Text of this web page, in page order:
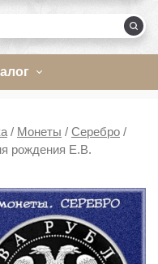
/ Монеты / Серебро /
рождения Е.В.